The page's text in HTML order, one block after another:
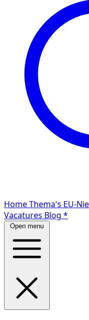
HomeThema's EU-
Vacatures Blog *
Open menu